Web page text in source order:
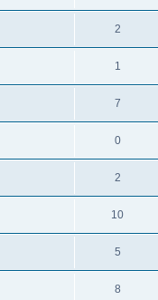
2
1
7
0
2
10
5
8